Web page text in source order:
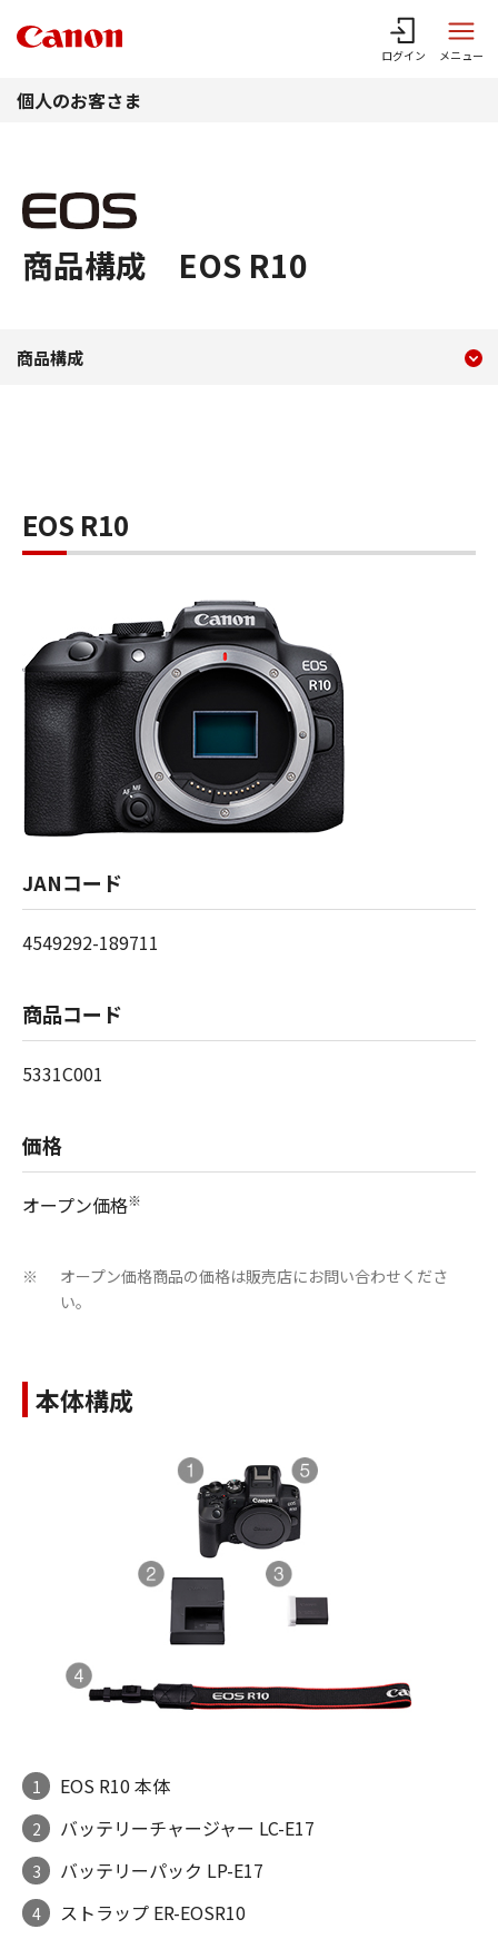
ログイン メニュー
個人のお客さま
商品構成 EOS R10
現在のコンテンツ
商品構成
EOS R10
JANコード
4549292-189711
商品コード
5331C001
価格
オープン価格※
※
オープン価格商品の価格は販売店にお問い合わせくださ
い。
本体構成
1 EOS R10 本体
2 バッテリーチャージャー LC-E17
3 バッテリーパック LP-E17
4 ストラップ ER-EOSR10